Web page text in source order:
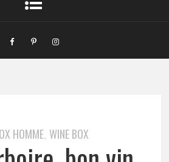
HOMME, WINE BOX